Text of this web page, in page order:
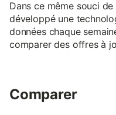
Dans ce même souci
développé une
données chaque
comparer des offres à
Comparer